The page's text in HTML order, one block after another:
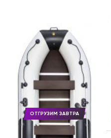
ОТГРУЗИМ ЗАВТРА